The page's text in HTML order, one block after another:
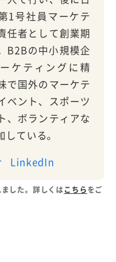
1号社員マーケテ
任者として創業期
B2Bの中小規模企
ケティングに精
で国外のマーケテ
ベント、スポーツ
、ボランティアな
している。
LinkedIn
した。詳しくはこちらをご